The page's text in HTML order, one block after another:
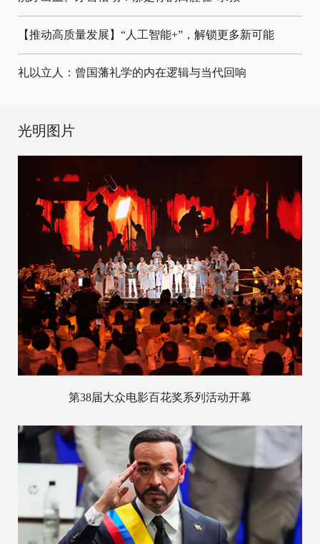
【推动高质量发展】“人工智能+”，解锁更多新可能
礼以立人：曾国藩礼学的内在逻辑与当代回响
光明图片
第38届大众电影百花奖系列活动开幕